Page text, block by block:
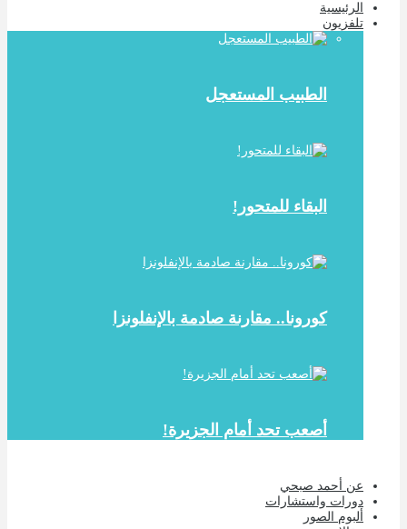
الرئيسية
تلفزيون
الطبيب المستعجل
البقاء للمتحور!
كورونا.. مقارنة صادمة بالإنفلونزا
أصعب تحد أمام الجزيرة!
عن أحمد صبحي
دورات واستشارات
ألبوم الصور